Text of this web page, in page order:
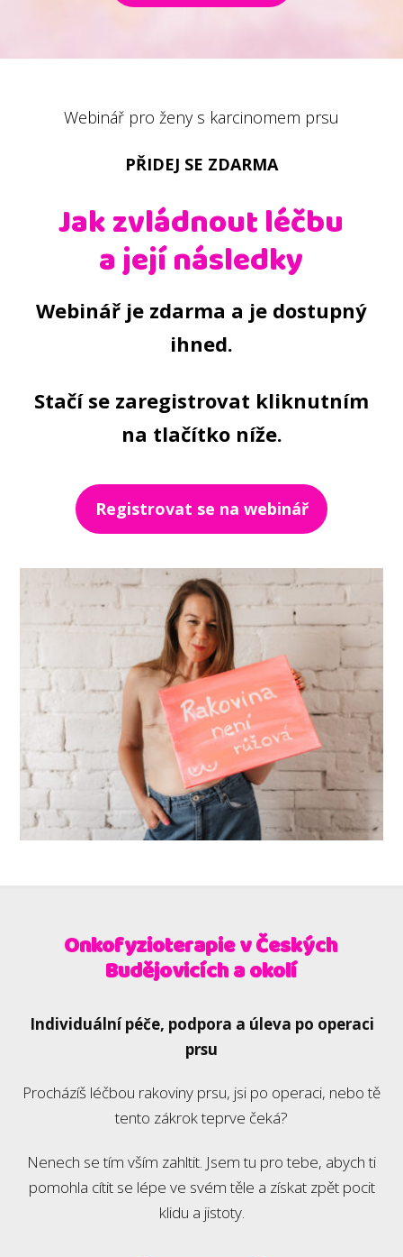
Webinář pro ženy s karcinomem prsu
PŘIDEJ SE ZDARMA
Jak zvládnout léčbu
a její následky
Webinář je zdarma a je dostupný
ihned.
Stačí se zaregistrovat kliknutním
na tlačítko níže.
Registrovat se na webinář
Onkofyzioterapie v Českých
Budějovicích a okolí
Individuální péče, podpora a úleva po operaci
prsu
Procházíš léčbou rakoviny prsu, jsi po operaci, nebo tě
tento zákrok teprve čeká?
Nenech se tím vším zahltit. Jsem tu pro tebe, abych ti
pomohla cítit se lépe ve svém těle a získat zpět pocit
klidu a jistoty.